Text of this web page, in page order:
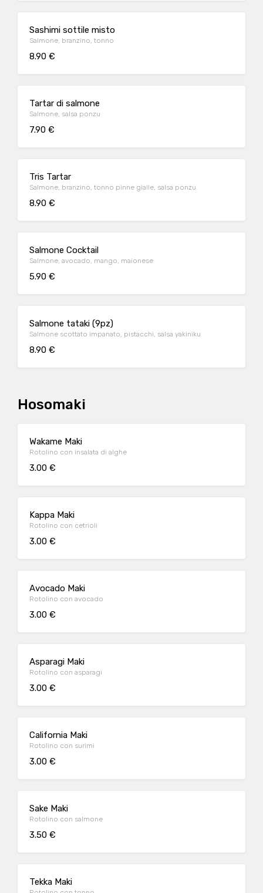
Sashimi sottile misto
Salmone, branzino, tonno
8.90 €
Tartar di salmone
Salmone, salsa ponzu
7.90 €
Tris Tartar
Salmone, branzino, tonno pinne gialle, salsa ponzu
8.90 €
Salmone Cocktail
Salmone, avocado, mango, maionese
5.90 €
Salmone tataki (9pz)
Salmone scottato impanato, pistacchi, salsa yakiniku
8.90 €
Hosomaki
Wakame Maki
Rotolino con insalata di alghe
3.00 €
Kappa Maki
Rotolino con cetrioli
3.00 €
Avocado Maki
Rotolino con avocado
3.00 €
Asparagi Maki
Rotolino con asparagi
3.00 €
California Maki
Rotolino con surimi
3.00 €
Sake Maki
Rotolino con salmone
3.50 €
Tekka Maki